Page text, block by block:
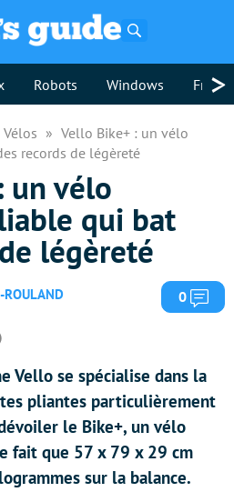
Robots Windows >
Vélos
Vello Bike+ : un vélo
records de légèreté
un vélo
qui bat
légèreté
ROULAND
0
Vello se spécialise dans la
pliantes particulièrement
le Bike+, un vélo
fait que 57 x 79 x 29 cm
sur la balance.